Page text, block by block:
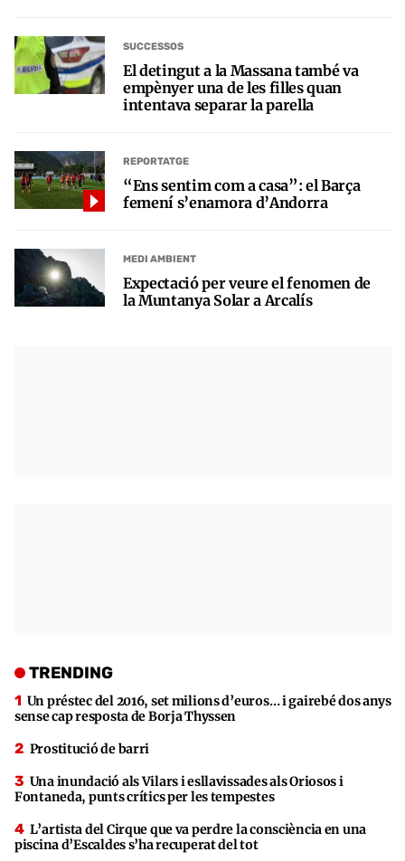
SUCCESSOS
El detingut a la Massana també va
empènyer una de les filles quan
intentava separar la parella
REPORTATGE
“Ens sentim com a casa”: el Barça
femení s’enamora d’Andorra
MEDI AMBIENT
Expectació per veure el fenomen de
la Muntanya Solar a Arcalís
TRENDING
Un préstec del 2016, set milions d’euros… i gairebé dos anys
sense cap resposta de Borja Thyssen
Prostitució de barri
Una inundació als Vilars i esllavissades als Oriosos i
Fontaneda, punts crítics per les tempestes
L’artista del Cirque que va perdre la consciència en una
piscina d’Escaldes s’ha recuperat del tot